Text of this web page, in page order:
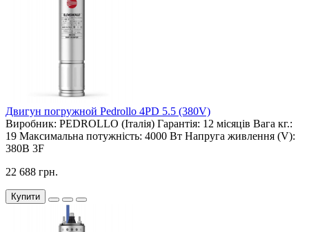
Двигун погружной Pedrollo 4PD 5.5 (380V)
Виробник: PEDROLLO (Італія) Гарантія: 12 місяців Вага кг.:
19 Максимальна потужність: 4000 Вт Напруга живлення (V):
380В 3F
22 688 грн.
Купити